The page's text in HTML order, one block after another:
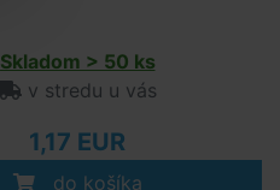
Skladom > 50 ks
v stredu u vás
1,17 EUR
do košíka